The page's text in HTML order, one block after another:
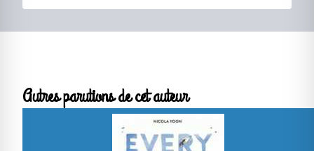
Autres parutions de cet auteur